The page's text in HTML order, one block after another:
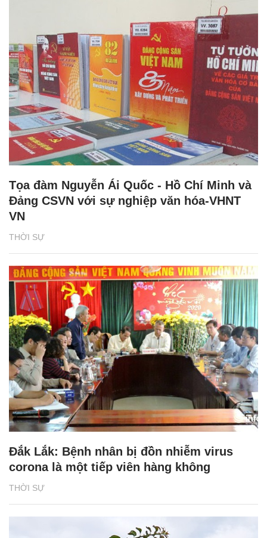
THỜI SỰ
Tọa đàm Nguyễn Ái Quốc - Hồ Chí Minh và
Đảng CSVN với sự nghiệp văn hóa-VHNT
VN
THỜI SỰ
Đắk Lắk: Bệnh nhân bị đồn nhiễm virus
corona là một tiếp viên hàng không